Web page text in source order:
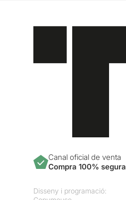
Canal oficial de venta
Compra 100% segura
Disseny i programació: